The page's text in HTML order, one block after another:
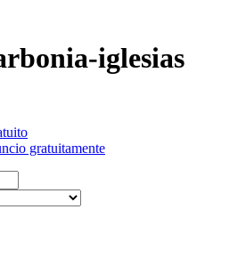
iglesias
gratuitamente